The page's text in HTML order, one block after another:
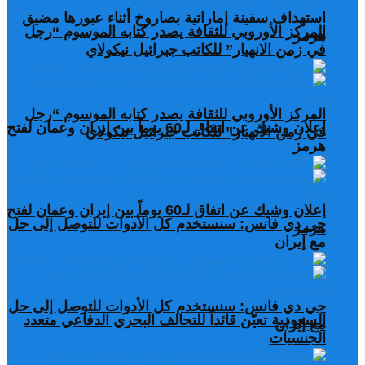
المركز الأوروبي للثقافة يصدر كتابه الموسوم “رجل
في زمن الانهيار” للكاتب جبرائيل نيكولاي
إعلان وشيك عن اتفاق لـ60 يوماً بين إيران وعمان لفتح
هرمز
جي دي فانس: سنستخدم كل الأدوات للتوصل إلى حل
مع إيران
السعودية تعيّن قائداً للتحالف البحري الدفاعي متعدد
الجنسيات
استهداف سفينة إماراتية بصاروخ أثناء عبورها مضيق
هرمز
المركز الأوروبي للثقافة يصدر كتابه الموسوم “رجل
في زمن الانهيار” للكاتب جبرائيل نيكولاي
إعلان وشيك عن اتفاق لـ60 يوماً بين إيران وعمان لفتح
هرمز
جي دي فانس: سنستخدم كل الأدوات للتوصل إلى حل
مع إيران